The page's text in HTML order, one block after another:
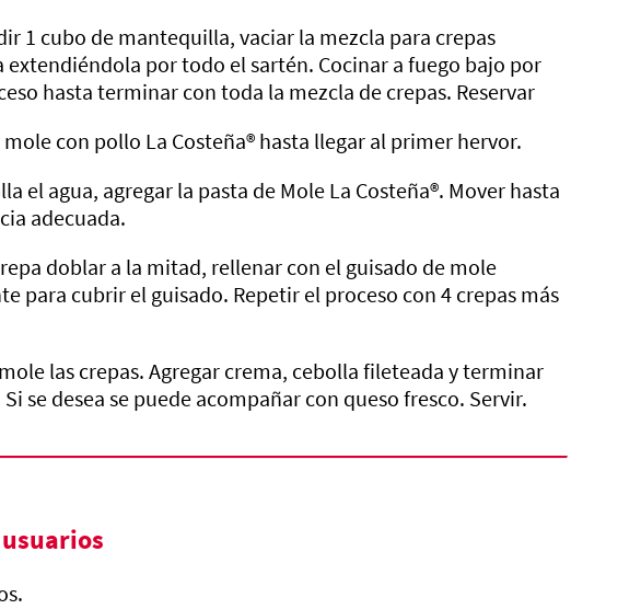
1 cubo de mantequilla, vaciar la mezcla para crepas
por todo el sartén. Cocinar a fuego bajo por
hasta terminar con toda la mezcla de crepas. Reservar
con pollo La Costeña®hasta llegar al primer hervor.
el agua, agregar la pasta de Mole La Costeña®. Mover hasta
adecuada.
doblar a la mitad, rellenar con el guisado de mole
para cubrir el guisado. Repetir el proceso con 4 crepas más
las crepas. Agregar crema, cebolla fileteada y terminar
se desea se puede acompañar con queso fresco. Servir.